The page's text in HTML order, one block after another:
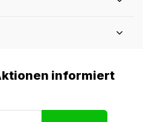
informiert